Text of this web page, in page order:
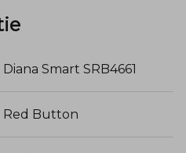
Diana Smart SRB4661
Red Button